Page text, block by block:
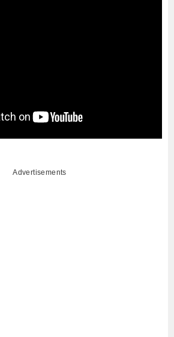
Advertisements